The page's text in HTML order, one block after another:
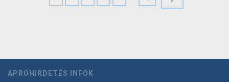
APRÓHIRDETÉS INFÓK